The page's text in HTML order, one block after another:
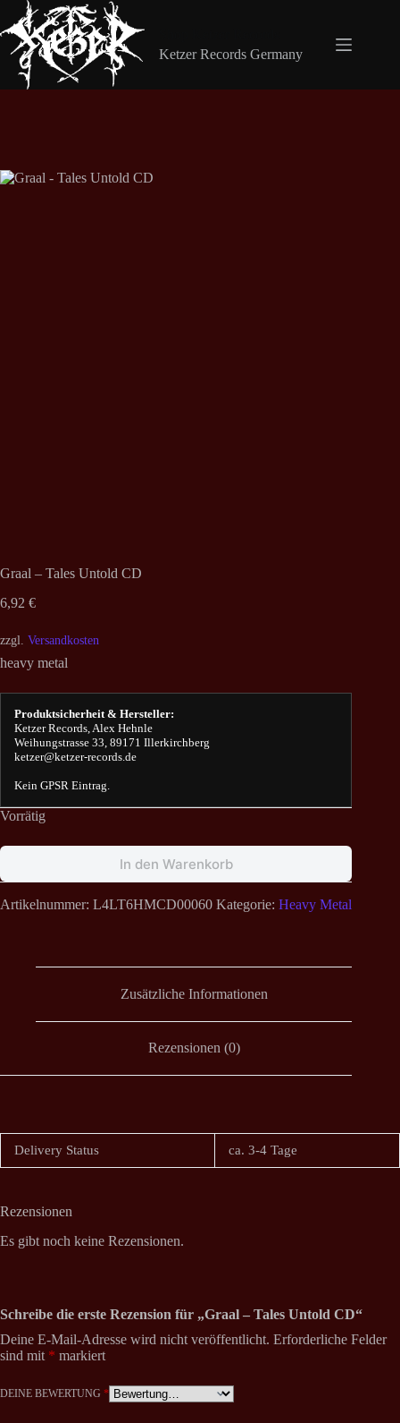
Inhalt
springen
Ketzer Records Germany
Graal – Tales Untold CD
6,92 €
zzgl. Versandkosten
heavy metal
Produktsicherheit & Hersteller:
Ketzer Records, Alex Hehnle
Weihungstrasse 33, 89171 Illerkirchberg
ketzer@ketzer-records.de
Kein GPSR Eintrag.
Vorrätig
In den Warenkorb
Artikelnummer: L4LT6HMCD00060 Kategorie: Heavy Metal
Zusätzliche Informationen
Rezensionen (0)
Delivery Status ca. 3-4 Tage
Rezensionen
Es gibt noch keine Rezensionen.
Schreibe die erste Rezension für „Graal – Tales Untold CD“
Deine E-Mail-Adresse wird nicht veröffentlicht. Erforderliche Felder
sind mit * markiert
DEINE BEWERTUNG *